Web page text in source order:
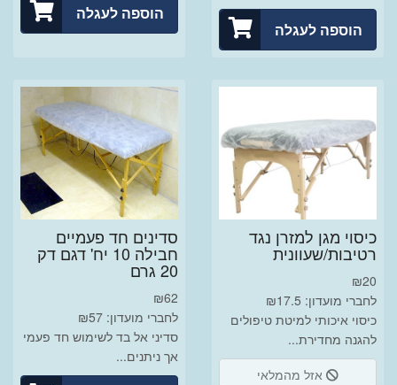
הוספה לעגלה
הוספה לעגלה
כיסוי מגן למזרן נגד
רטיבות/שעוונית
₪20
לחברי מועדון: ₪17.5
כיסוי איכותי למיטת טיפולים
להגנה מחדירת...
אזל מהמלאי
סדינים חד פעמיים
חבילה 10 יח' דגם דק
20 גרם
₪62
לחברי מועדון: ₪57
סדיני אל בד לשימוש חד פעמי
אך ניתנים...